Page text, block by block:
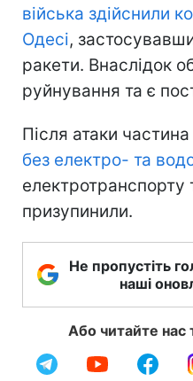
війська здійснили
Одесі,
ракети. Внаслідок
руйнування та є
Після атаки
без електро- та
електротранспорту
призупинили.
Не пропустіть
наші
Або читайте нас